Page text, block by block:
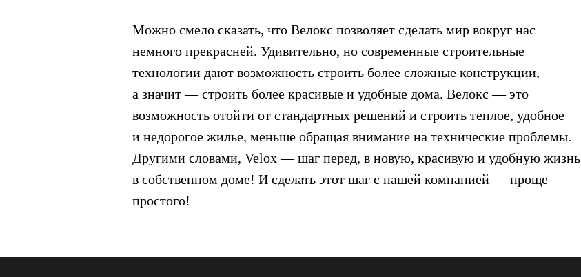
Можно смело сказать, что Велокс позволяет сделать мир вокруг нас
немного прекрасней. Удивительно, но современные строительные
технологии дают возможность строить более сложные конструкции,
а значит — строить более красивые и удобные дома. Велокс — это
возможность отойти от стандартных решений и строить теплое, удобное
и недорогое жилье, меньше обращая внимание на технические проблемы.
Другими словами, Velox — шаг перед, в новую, красивую и удобную жизнь
в собственном доме! И сделать этот шаг с нашей компанией — проще
простого!